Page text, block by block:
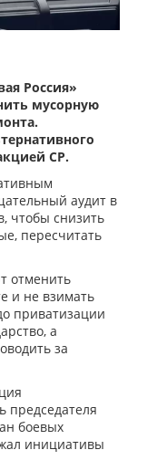
Россия»
мусорную
СР.
аудит в
чтобы снизить
пересчитать
отменить
и не взимать
приватизации
а
за
председателя
боевых
инициативы